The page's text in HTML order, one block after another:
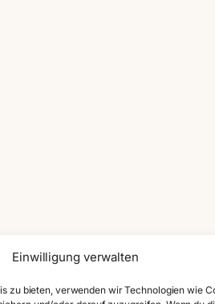
Einwilligung verwalten
zu bieten, verwenden wir Technologien wie